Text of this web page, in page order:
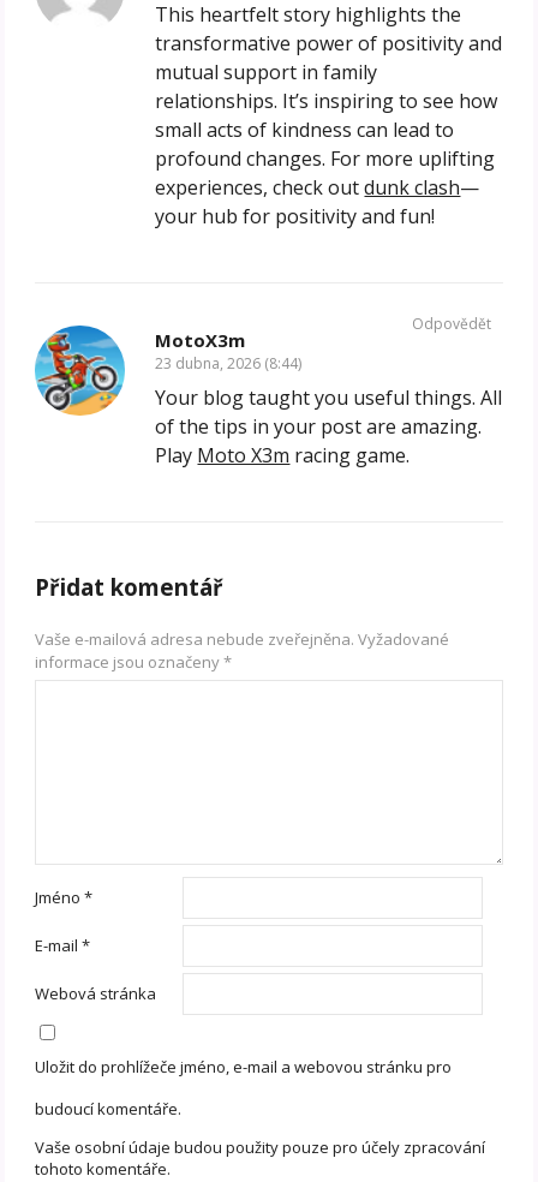
This heartfelt story highlights the
transformative power of positivity and
mutual support in family
relationships. It’s inspiring to see how
small acts of kindness can lead to
profound changes. For more uplifting
experiences, check outdunk clash—
your hub for positivity and fun!
MotoX3m
23 dubna, 2026 (8:44)
Your blog taught you useful things. All
of the tips in your post are amazing.
Play Moto X3m racing game.
Odpovědět
Přidat komentář
Vaše e-mailová adresa nebude zveřejněna. Vyžadované
informace jsou označeny*
Jméno*
E-mail*
Webová stránka
Uložit do prohlížeče jméno, e-mail a webovou stránku pro
budoucí komentáře.
Vaše osobní údaje budou použity pouze pro účely zpracování
tohoto komentáře.